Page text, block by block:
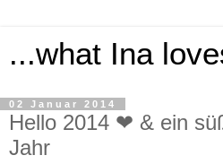
...what Ina
02 Januar 2014
Hello 2014 ❤ & ein
Jahr